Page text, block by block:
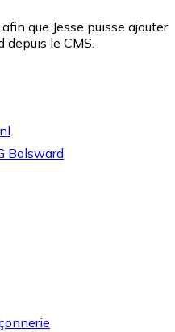
que Jesse puisse ajouter
le CMS.
Bolsward